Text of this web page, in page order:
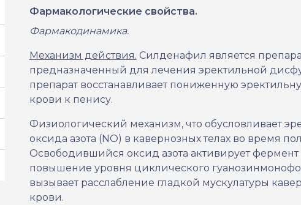
Фармакологические свойства.
Фармакодинамика.
Механизм действия. Силденафил является
предназначенный для лечения эректильной
препарат восстанавливает пониженную
крови к пенису.
Физиологический механизм, что обусловливает
оксида азота (NO) в кавернозных телах во время
Освободившийся оксид азота активирует фермент
повышение уровня циклического
вызывает расслабление гладкой мускулатуры
крови.